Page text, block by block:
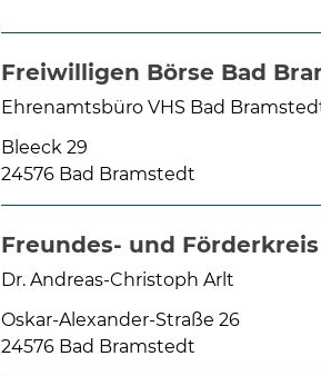
Freiwilligen Börse Bad
Ehrenamtsbüro VHS Bad
Bleeck 29
24576 Bad Bramstedt
Freundes- und
Dr. Andreas-Christoph Arlt
Oskar-Alexander-Straße 26
24576 Bad Bramstedt